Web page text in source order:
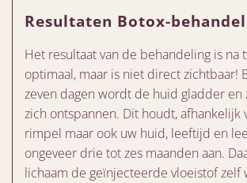
Resultaten Botox-
Het resultaat van de behandeling is na
optimaal, maar is niet direct zichtbaar!
zeven dagen wordt de huid gladder en
zich ontspannen. Dit houdt, afhankelijk
rimpel maar ook uw huid, leeftijd en
ongeveer drie tot zes maanden aan.
lichaam de geïnjecteerde vloeistof zelf